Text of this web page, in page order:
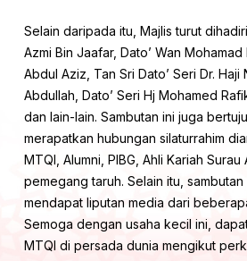
Selain daripada itu, Majlis turut
Azmi Bin Jaafar, Dato’ Wan Mohamad
Abdul Aziz, Tan Sri Dato’ Seri Dr. Haji
Abdullah, Dato’ Seri Hj Mohamed
dan lain-lain. Sambutan ini juga
merapatkan hubungan silaturrahim
MTQI, Alumni, PIBG, Ahli Kariah Surau
pemegang taruh. Selain itu,
mendapat liputan media dari
Semoga dengan usaha kecil ini,
MTQI di persada dunia mengikut